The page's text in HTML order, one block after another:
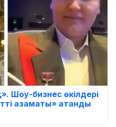
Шоу-бизнес өкілдері
азаматы» атанды